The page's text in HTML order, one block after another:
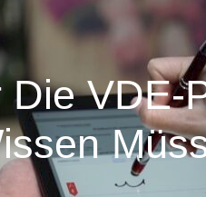
VDE-